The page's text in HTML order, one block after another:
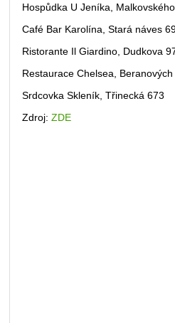
Hospůdka U Jeníka,
Café Bar Karolína, Stará náves
Ristorante Il Giardino, Dudkova
Restaurace Chelsea,
Srdcovka Skleník, Třinecká 673
Zdroj:ZDE